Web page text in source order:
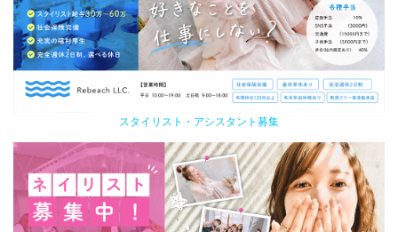
スタイリスト・アシスタント募集